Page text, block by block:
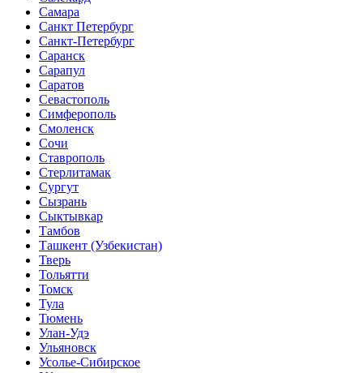
Самара
Санкт Петербург
Санкт-Петербург
Саранск
Сарапул
Саратов
Севастополь
Симферополь
Смоленск
Сочи
Ставрополь
Стерлитамак
Сургут
Сызрань
Сыктывкар
Тамбов
Ташкент (Узбекистан)
Тверь
Тольятти
Томск
Тула
Тюмень
Улан-Удэ
Ульяновск
Усолье-Сибирское